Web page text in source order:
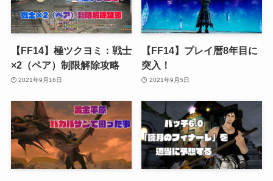
【FF14】極ツクヨミ：戦士
×2（ペア）制限解除攻略
2021年9月16日
【FF14】プレイ暦8年目に
突入！
2021年9月5日